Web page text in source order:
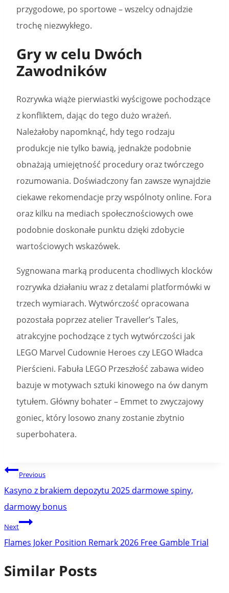
przygodowe, po sportowe – wszelcy odnajdzie
trochę niezwykłego.
Gry w celu Dwóch
Zawodników
Rozrywka wiąże pierwiastki wyścigowe pochodzące
z konfliktem, dając do tego dużo wrażeń.
Należałoby napomknąć, hdy tego rodzaju
produkcje nie tylko bawią, jednakże podobnie
obnażają umiejętność procedury oraz twórczego
rozumowania. Doświadczony fan zawsze wynajdzie
ciekawe rekomendacje przy wspólnoty online. Fora
oraz kilku na mediach społecznościowych owe
podobnie doskonałe punktu dzięki zdobycie
wartościowych wskazówek.
Sygnowana marką producenta chodliwych klocków
rozrywka działaniu wraz z detalami platformówki w
trzech wymiarach. Wytwórczość opracowana
pozostała poprzez atelier Traveller’s Tales,
atrakcyjne pochodzące z tych wytwórczości jak
LEGO Marvel Cudownie Heroes czy LEGO Władca
Pierścieni. Fabuła LEGO Przeszłość zabawa wideo
bazuje w motywach sztuki kinowego na ów danym
tytułem. Główny bohater – Emmet to zwyczajowy
goniec, który losowo znany zostanie zbytnio
superbohatera.
Post
navigation
Previous
Kasyno z brakiem depozytu 2025 darmowe spiny,
darmowy bonus
Next
Flames Joker Position Remark 2026 Free Gamble Trial
Similar Posts